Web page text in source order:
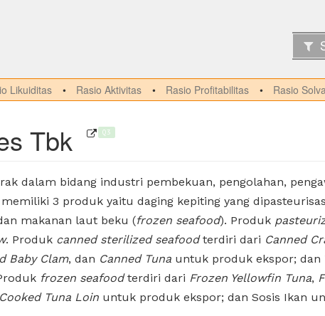
Likuiditas Rasio Aktivitas Rasio Profitabilitas Rasio
Tbk Q3
dalam bidang industri pembekuan, pengolahan,
3 produk yaitu daging kepiting yang
makanan laut beku (frozen seafood). Produk
. Produk canned sterilized seafoodterdiri dari Canned
Baby Clam, dan Canned Tunauntuk produk ekspor; dan
frozen seafoodterdiri dari Frozen Yellowfin Tuna,
Tuna Loinuntuk produk ekspor; dan Sosis Ikan